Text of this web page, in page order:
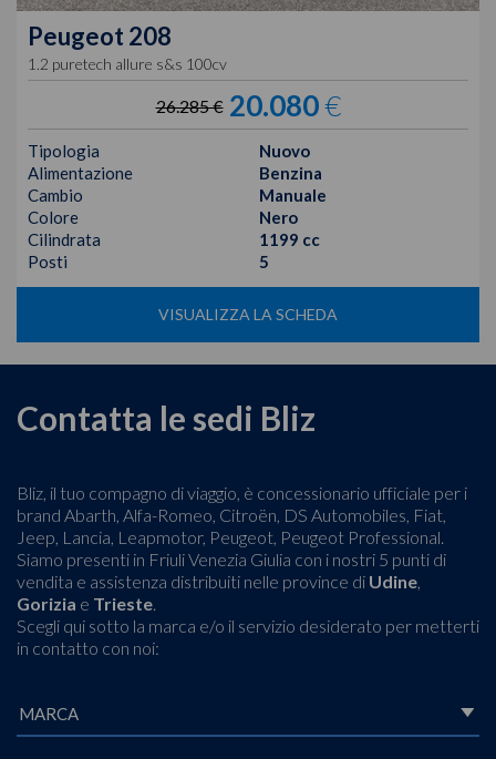
Peugeot 208
1.2 puretech allure s&s 100cv
26.285 € 20.080€
Tipologia
Nuovo
Alimentazione
Benzina
Cambio
Manuale
Colore
Nero
Cilindrata
1199 cc
Posti
5
VISUALIZZA LA SCHEDA
Contatta le sedi Bliz
Bliz, il tuo compagno di viaggio, è concessionario ufficiale per i
brand Abarth, Alfa-Romeo, Citroën, DS Automobiles, Fiat,
Jeep, Lancia, Leapmotor, Peugeot, Peugeot Professional.
Siamo presenti in Friuli Venezia Giulia con i nostri 5 punti di
vendita e assistenza distribuiti nelle province di Udine,
Gorizia e Trieste.
Scegli qui sotto la marca e/o il servizio desiderato per metterti
in contatto con noi: